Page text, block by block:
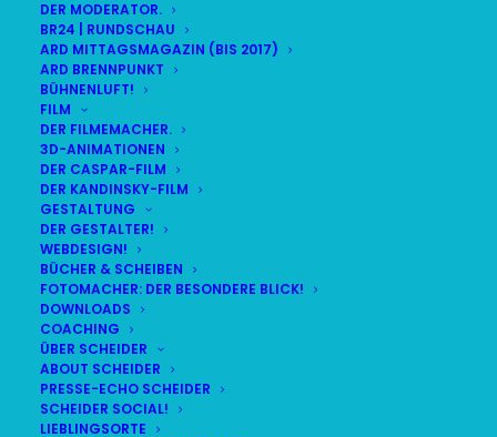
DER MODERATOR.
BR24 | RUNDSCHAU
ARD MITTAGSMAGAZIN (BIS 2017)
ARD BRENNPUNKT
BÜHNENLUFT!
FILM
DER FILMEMACHER.
3D-ANIMATIONEN
DER CASPAR-FILM
DER KANDINSKY-FILM
GESTALTUNG
DER GESTALTER!
WEBDESIGN!
BÜCHER & SCHEIBEN
FOTOMACHER: DER BESONDERE BLICK!
DOWNLOADS
COACHING
ÜBER SCHEIDER
ABOUT SCHEIDER
PRESSE-ECHO SCHEIDER
SCHEIDER SOCIAL!
LIEBLINGSORTE
NEUE TRAININGS-EINHEIT!